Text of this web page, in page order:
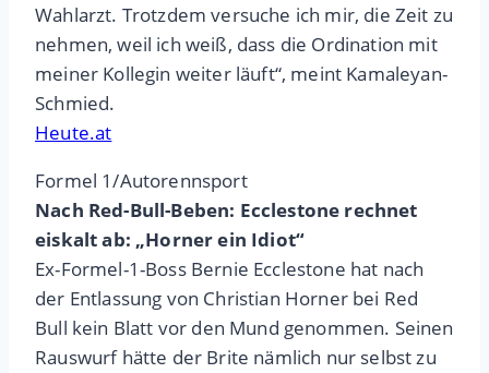
Wahlarzt. Trotzdem versuche ich mir, die Zeit zu
nehmen, weil ich weiß, dass die Ordination mit
meiner Kollegin weiter läuft“, meint Kamaleyan-
Schmied.
Heute.at
Formel 1/Autorennsport
Nach Red-Bull-Beben: Ecclestone rechnet
eiskalt ab: „Horner ein Idiot“
Ex-Formel-1-Boss Bernie Ecclestone hat nach
der Entlassung von Christian Horner bei Red
Bull kein Blatt vor den Mund genommen. Seinen
Rauswurf hätte der Brite nämlich nur selbst zu